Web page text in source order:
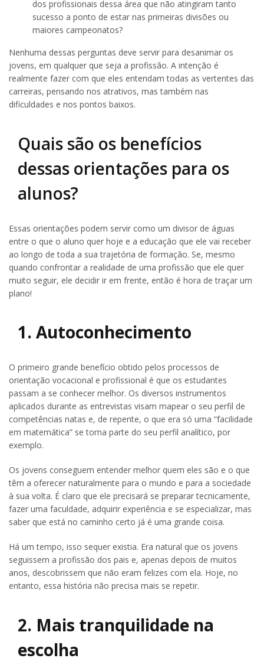
dos profissionais dessa área que não atingiram tanto
sucesso a ponto de estar nas primeiras divisões ou
maiores campeonatos?
Nenhuma dessas perguntas deve servir para desanimar os
jovens, em qualquer que seja a profissão. A intenção é
realmente fazer com que eles entendam todas as vertentes das
carreiras, pensando nos atrativos, mas também nas
dificuldades e nos pontos baixos.
Quais são os benefícios
dessas orientações para os
alunos?
Essas orientações podem servir como um divisor de águas
entre o que o aluno quer hoje e a educação que ele vai receber
ao longo de toda a sua trajetória de formação. Se, mesmo
quando confrontar a realidade de uma profissão que ele quer
muito seguir, ele decidir ir em frente, então é hora de traçar um
plano!
1. Autoconhecimento
O primeiro grande benefício obtido pelos processos de
orientação vocacional e profissional é que os estudantes
passam a se conhecer melhor. Os diversos instrumentos
aplicados durante as entrevistas visam mapear o seu perfil de
competências natas e, de repente, o que era só uma “facilidade
em matemática” se torna parte do seu perfil analítico, por
exemplo.
Os jovens conseguem entender melhor quem eles são e o que
têm a oferecer naturalmente para o mundo e para a sociedade
à sua volta. É claro que ele precisará se preparar tecnicamente,
fazer uma faculdade, adquirir experiência e se especializar, mas
saber que está no caminho certo já é uma grande coisa.
Há um tempo, isso sequer existia. Era natural que os jovens
seguissem a profissão dos pais e, apenas depois de muitos
anos, descobrissem que não eram felizes com ela. Hoje, no
entanto, essa história não precisa mais se repetir.
2. Mais tranquilidade na
escolha